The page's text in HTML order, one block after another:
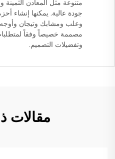
جودة عالية. يمكنها إنشاء
وعلب ومشابك وتيجان
مصممة خصيصاً وفقاً لمتطلبات
وتفضيلات التصميم.
مقالات